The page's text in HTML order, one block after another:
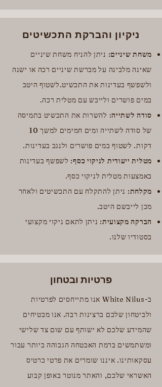
ניקיון והברקת התכשיטים
משחת שיניים: ניתן להניח משחת שיניים
שאינה מלבינה על מברשת שיניים רכה או ישנה
ולשפשף בעדינות את התכשיט.לשטוף היטב
במים פושרים ולייבש עם מטלית רכה.
סודה לשתייה: להשרות את התכשיט בתמיסה
של סודה לשתייה ומים חמימים למשך 10
דקות. לשטוף במים פושרים ולנגב בעדינות.
מטלית ייעודית לניקוי כסף: לשפשף בעדינות
באמצעות מטלית לניקוי כסף.
מקלחת: ניתן להתקלח עם התכשיטים ולאחר
מכן לייבשם היטב.
הברקה מקצועית: ניתן לתאם ניקוי מקצועי
בסטודיו שלנו.
פרטיות ובטחון
ב-White Nilus אנו מתייחסים לפרטיות
ולביטחון שלכם ברצינות רבה. אנו מבטיחים
שהמידע שלכם לא ישותף עם שום צד שלישי
ומשתמשים ברמת האבטחה הגבוהה ביותר עבור
עסקאותינו. איננו שומרים את פרטי כרטיס
האשראי שלכם, והאתר מנוטר באופן קבוע